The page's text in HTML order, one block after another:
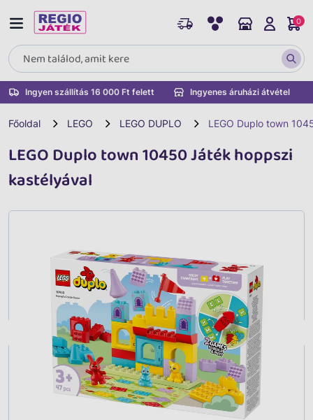
Ingyen szállítás 16 000 Ft felett Ingyenes áruházi átvétel
0
Főoldal LEGO LEGO DUPLO LEGO Duplo town
LEGO Duplo town 10450 Játék hoppszi
kastélyával
Vissza